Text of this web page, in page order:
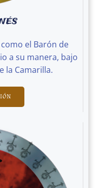
el Barón de
a su manera, bajo
la Camarilla.